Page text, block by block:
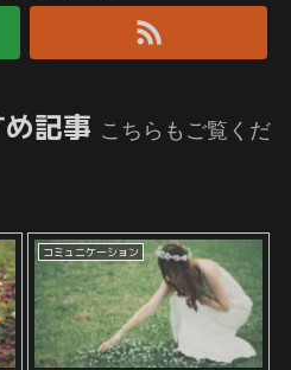
記事 こちらもご覧くだ
コミュニケーション